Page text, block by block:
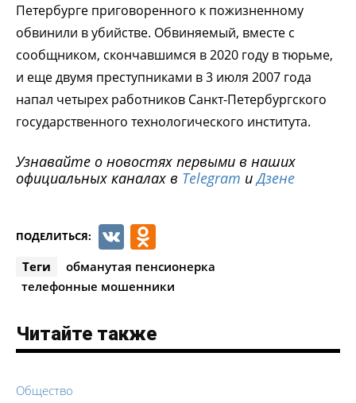
Петербурге приговоренного к пожизненному
обвинили в убийстве. Обвиняемый, вместе с
сообщником, скончавшимся в 2020 году в тюрьме,
и еще двумя преступниками в 3 июля 2007 года
напал четырех работников Санкт-Петербургского
государственного технологического института.
Узнавайте о новостях первыми в наших
официальных каналах в Telegram иДзене
ПОДЕЛИТЬСЯ: VK
Теги
обманутая пенсионерка
телефонные мошенники
Читайте также
Общество